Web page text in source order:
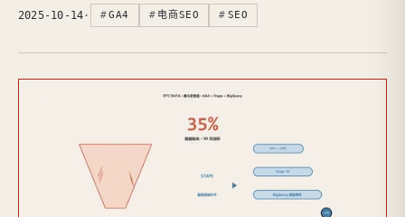
2025-10-14 · GA4 电商SEO SEO